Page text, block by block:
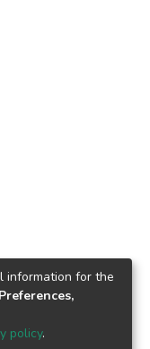
information for the
policy.